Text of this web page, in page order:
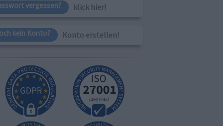
vergessen? klick hier!
kein Konto? Konto erstellen!